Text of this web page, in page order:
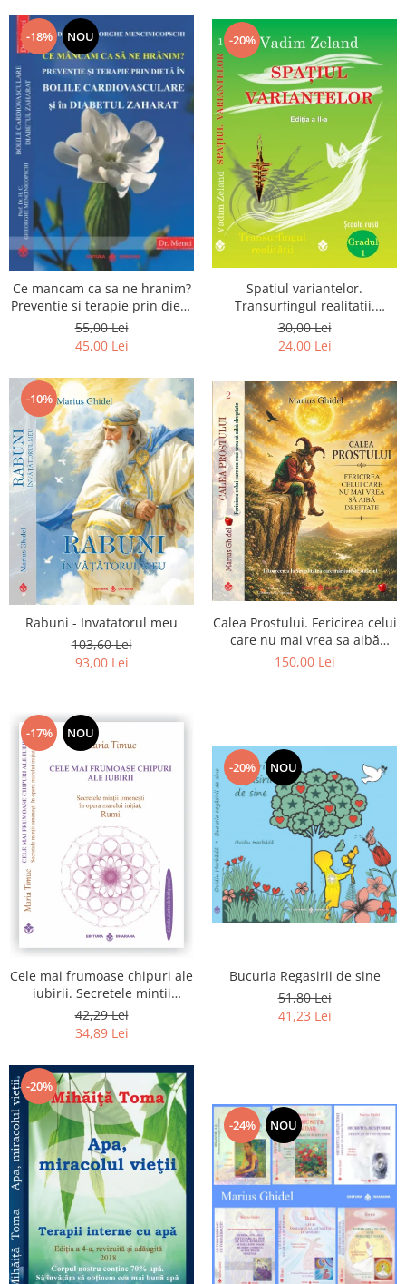
-18% NOU
Ce mancam ca sa ne hranim?
Preventie si terapie prin dieta
in bolile cardiovasculare si in
diabetul zaharat
55,00 Lei
45,00 Lei
-20%
Spatiul variantelor.
Transurfingul realitatii.
Gradul 1. Cum sa ne
dezvoltam intuitia si sa ne
alegem soarta
30,00 Lei
24,00 Lei
-10%
Rabuni - Invatatorul meu
103,60 Lei
93,00 Lei
Calea Prostului. Fericirea celui
care nu mai vrea sa aibă
dreptate - Intoarcerea la
150,00 Lei
-17% NOU
Cele mai frumoase chipuri ale
iubirii. Secretele mintii
omenesti in opera marelui
initiat, Rumi
42,29 Lei
34,89 Lei
-20% NOU
Bucuria Regasirii de sine
51,80 Lei
41,23 Lei
-20%
-24% NOU